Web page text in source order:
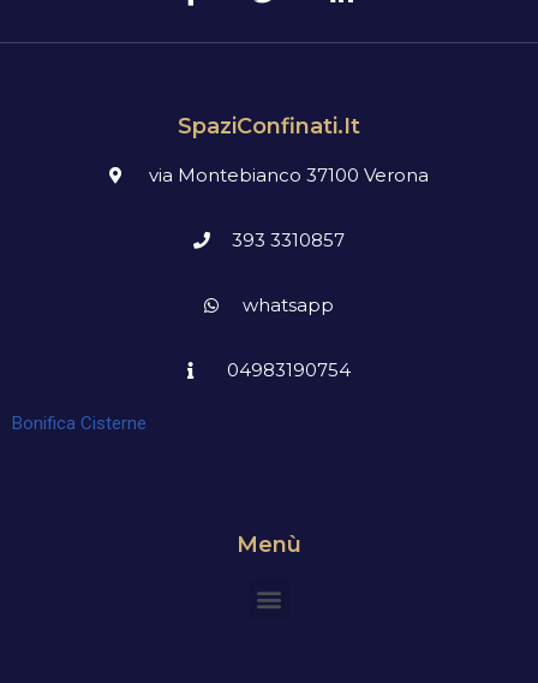
SpaziConfinati.it
via Montebianco 37100 Verona
393 3310857
whatsapp
04983190754
Bonifica Cisterne
Menù